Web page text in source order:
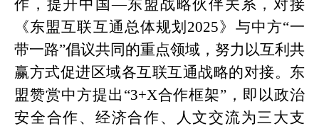
作，提升中国—东盟战略伙伴关系，对接
《东盟互联互通总体规划2025》与中方“一
带一路”倡议共同的重点领域，努力以互利共
赢方式促进区域各互联互通战略的对接。东
盟赞赏中方提出“3+X合作框架”，即以政治
安全合作、经济合作、人文交流为三大支